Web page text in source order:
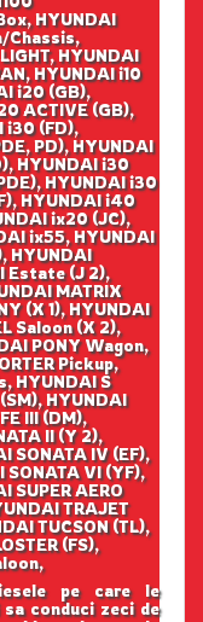
HYUNDAI
Chassis,
HYUNDAI
HYUNDAI i10
i20 (GB),
ACTIVE (GB),
i30 (FD),
PD), HYUNDAI
HYUNDAI i30
HYUNDAI i30
HYUNDAI i40
ix20 (JC),
ix55, HYUNDAI
HYUNDAI
Estate (J 2),
MATRIX
(X 1), HYUNDAI
Saloon (X 2),
PONY Wagon,
Pickup,
HYUNDAI S
HYUNDAI
III (DM),
II (Y 2),
SONATA IV (EF),
SONATA VI (YF),
SUPER AERO
TRAJET
TUCSON (TL),
(FS),
pe care le
conduci zeci de